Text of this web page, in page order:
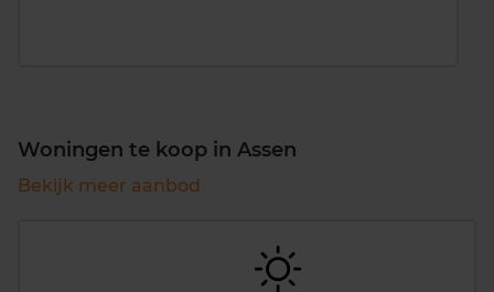
Woningen te koop in Assen
Bekijk meer aanbod